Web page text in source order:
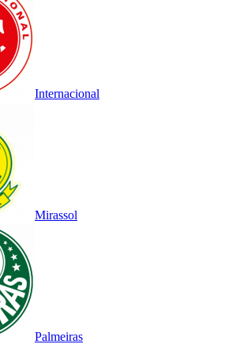
Internacional
Mirassol
Palmeiras